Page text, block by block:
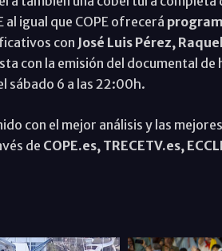
al igual que COPE ofrecerá
con José Luis Pérez,
con la emisión del documental
sábado 6 a las 22:00h.
con el mejor análisis y las
de COPE.es, TRECETV.es,